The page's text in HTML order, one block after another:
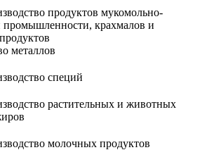
продуктов мукомольно-
промышленности, крахмалов и
металлов
специй
растительных и животных
молочных продуктов